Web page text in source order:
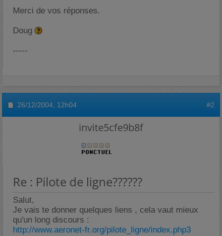
Merci de vos réponses.
Doug
-----
26/12/2004, 12h04 #2
invite5cfe9b8f
Re : Pilote de ligne??????
Salut,
Je vais te donner quelques liens , cela vaut mieux
qu'un long discours :
http://www.aeronet-fr.org/pilote_ligne/index.php3